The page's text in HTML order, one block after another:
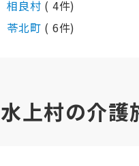
相良村 ( 4件)
苓北町 ( 6件)
水上村の介護